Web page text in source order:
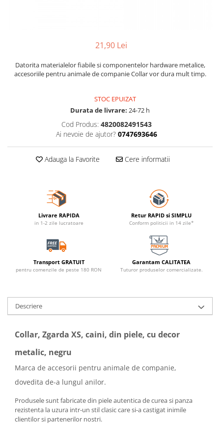
21,90 Lei
Datorita materialelor fiabile si componentelor hardware metalice,
accesoriile pentru animale de companie Collar vor dura mult timp.
STOC EPUIZAT
Durata de livrare: 24-72 h
Cod Produs: 4820082491543
Ai nevoie de ajutor? 0747693646
Adauga la Favorite Cere informatii
Livrare RAPIDA
in 1-2 zile lucratoare
Retur RAPID si SIMPLU
Conform politicii in 14 zile*
Transport GRATUIT
pentru comenzile de peste 180 RON
Garantam CALITATEA
Tuturor produselor comercializate.
Descriere
Collar, Zgarda XS, caini, din piele, cu decor
metalic, negru
Marca de accesorii pentru animale de companie,
dovedita de-a lungul anilor.
Produsele sunt fabricate din piele autentica de curea si panza
rezistenta la uzura intr-un stil clasic care si-a castigat inimile
clientilor si partenerilor nostri.